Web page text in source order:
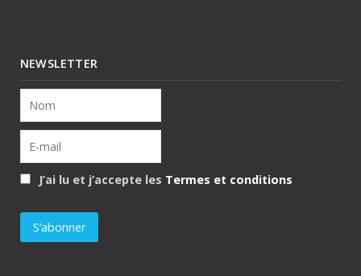
NEWSLETTER
J’ai lu et j’accepte les Termes et conditions